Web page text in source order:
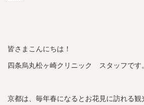
皆さまこんにちは！
四条烏丸松ヶ崎クリニック スタッフです。
京都は、毎年春になるとお花見に訪れる観